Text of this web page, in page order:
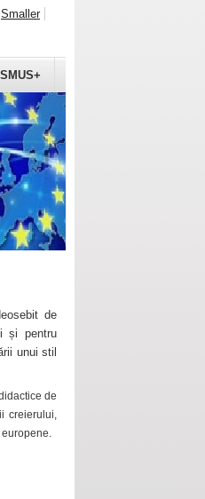
Smaller
de
și pentru
unui stil
de
creierului,